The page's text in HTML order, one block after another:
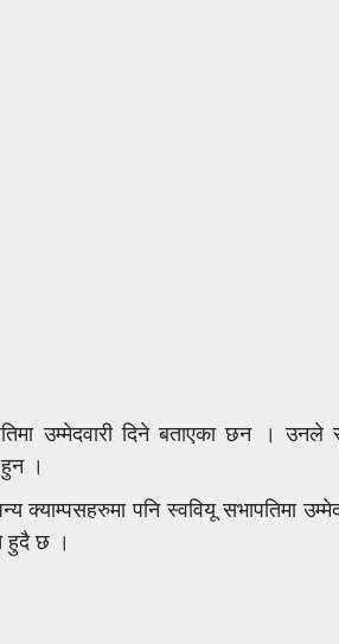
उम्मेदवारी दिने बताएका छन ।
हुन ।
पनि स्ववियू सभापतिमा
हुदै छ ।